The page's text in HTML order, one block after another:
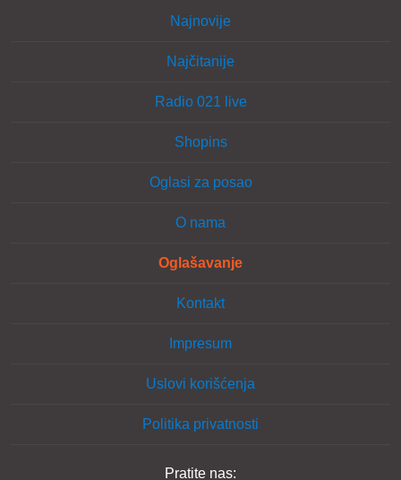
Najnovije
Najčitanije
Radio 021 live
Shopins
Oglasi za posao
O nama
Oglašavanje
Kontakt
Impresum
Uslovi korišćenja
Politika privatnosti
Pratite nas: